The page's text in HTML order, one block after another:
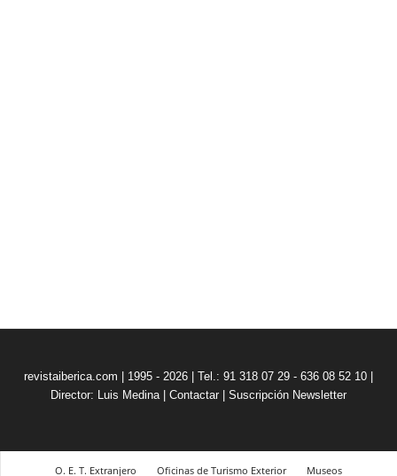
revistaiberica.com | 1995 - 2026 | Tel.: 91 318 07 29 - 636 08 52 10 |
Director: Luis Medina| Contactar Suscripción Newsletter
O. E. T. Extranjero Oficinas de Turismo Exterior Museos